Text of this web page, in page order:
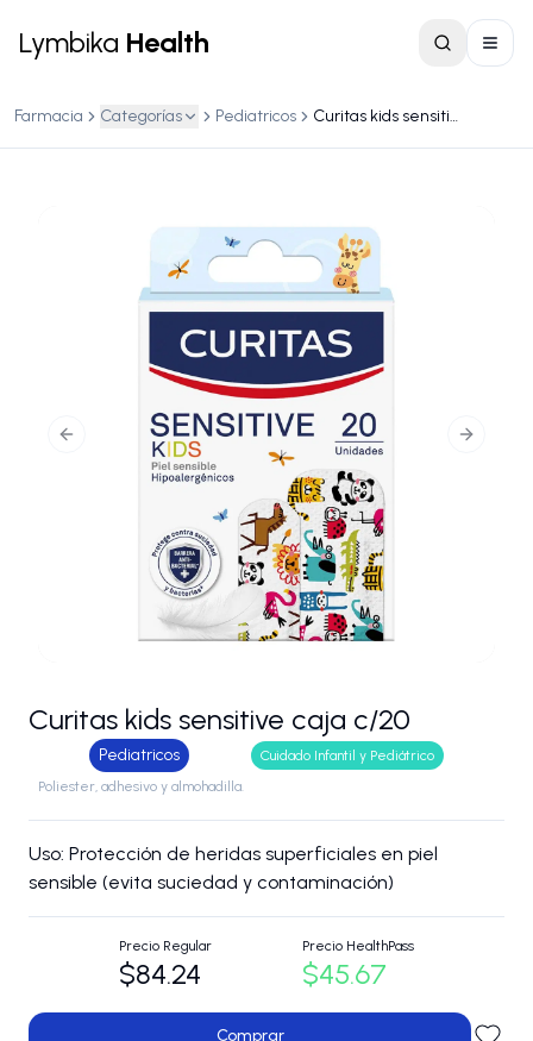
Lymbika Health
Farmacia Categorías Pediatricos Curitas kids sensitive caja c/20
Previous slide Next
Curitas kids sensitive caja c/20
Pediatricos
Cuidado Infantil y Pediátrico
Poliester, adhesivo y almohadilla.
Uso: Protección de heridas superficiales en piel
sensible (evita suciedad y contaminación)
Precio Regular
$84.24
Precio HealthPass
$45.67
Comprar